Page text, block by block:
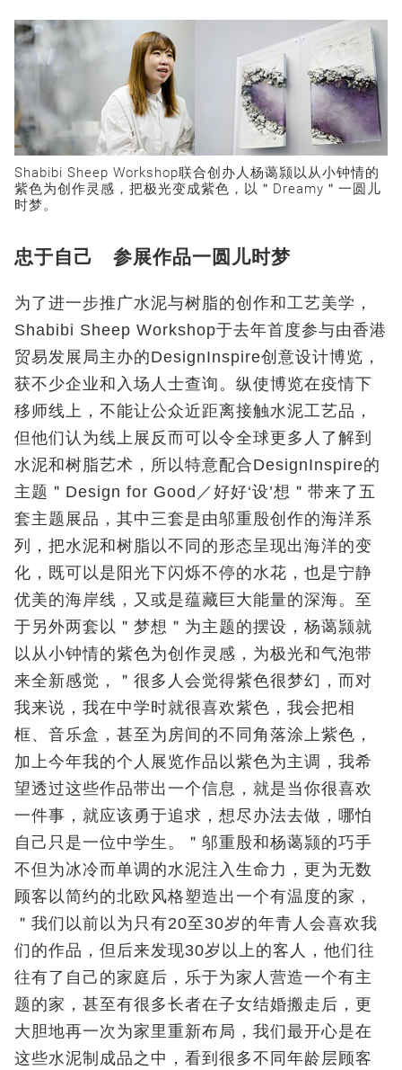
Shabibi Sheep Workshop联合创办人杨蔼颕以从小钟情的
紫色为创作灵感，把极光变成紫色，以＂Dreamy＂一圆儿
时梦。
忠于自己 参展作品一圆儿时梦
为了进一步推广水泥与树脂的创作和工艺美学，
Shabibi Sheep Workshop于去年首度参与由香港
贸易发展局主办的DesignInspire创意设计博览，
获不少企业和入场人士查询。纵使博览在疫情下
移师线上，不能让公众近距离接触水泥工艺品，
但他们认为线上展反而可以令全球更多人了解到
水泥和树脂艺术，所以特意配合DesignInspire的
主题＂Design for Good／好好‘设’想＂带来了五
套主题展品，其中三套是由邬重殷创作的海洋系
列，把水泥和树脂以不同的形态呈现出海洋的变
化，既可以是阳光下闪烁不停的水花，也是宁静
优美的海岸线，又或是蕴藏巨大能量的深海。至
于另外两套以＂梦想＂为主题的摆设，杨蔼颕就
以从小钟情的紫色为创作灵感，为极光和气泡带
来全新感觉，＂很多人会觉得紫色很梦幻，而对
我来说，我在中学时就很喜欢紫色，我会把相
框、音乐盒，甚至为房间的不同角落涂上紫色，
加上今年我的个人展览作品以紫色为主调，我希
望透过这些作品带出一个信息，就是当你很喜欢
一件事，就应该勇于追求，想尽办法去做，哪怕
自己只是一位中学生。＂邬重殷和杨蔼颕的巧手
不但为冰冷而单调的水泥注入生命力，更为无数
顾客以简约的北欧风格塑造出一个有温度的家，
＂我们以前以为只有20至30岁的年青人会喜欢我
们的作品，但后来发现30岁以上的客人，他们往
往有了自己的家庭后，乐于为家人营造一个有主
题的家，甚至有很多长者在子女结婚搬走后，更
大胆地再一次为家里重新布局，我们最开心是在
这些水泥制成品之中，看到很多不同年龄层顾客